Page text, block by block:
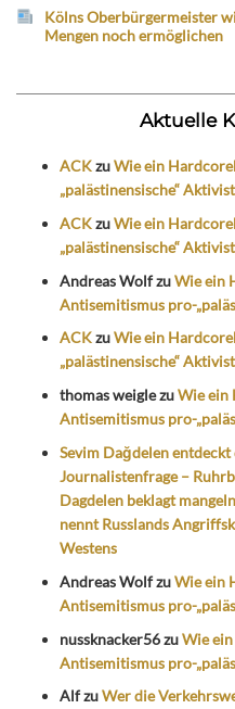
Kölns Oberbürgermeister
Mengen noch ermöglichen
Aktuelle
ACKzuWie ein
„palästinensische“
ACKzuWie ein
„palästinensische“
Andreas WolfzuWie ein
Antisemitismus pro-
ACKzuWie ein
„palästinensische“
thomas weiglezuWie ein
Antisemitismus pro-
Sevim Dağdelen
Journalistenfrage –
Dagdelen beklagt
nennt Russlands
Westens
Andreas WolfzuWie ein
Antisemitismus pro-
nussknacker56zuWie
Antisemitismus pro-
AlfzuWer die